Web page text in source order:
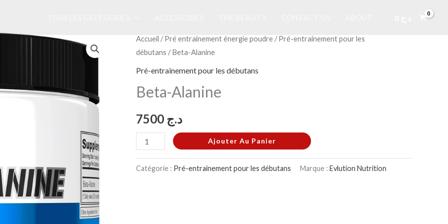
Accueil /Pré entrainement énergie poudre /Pré-entrainement pour les
débutans / Beta-Alanine
Pré-entrainement pour les débutans
Beta-Alanine
د.ج
quantité
de
Beta-
Ajouter Au Panier
Catégorie : Pré-entrainement pour les débutans Marque : Evlution Nutrition